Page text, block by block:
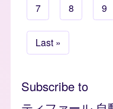
Page
7 Page
8 9
Last page
Last »
Subscribe to